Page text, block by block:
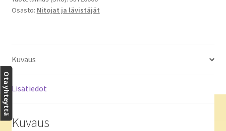
Osasto: Nitojat ja lävistäjät
Kuvaus
Lisätiedot
Kuvaus
Ota yhteyttä